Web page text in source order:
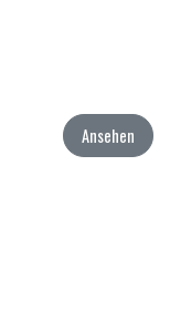
Ansehen